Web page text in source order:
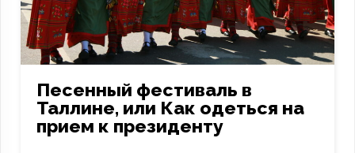
Песенный фестиваль в
Таллине, или Как одеться на
прием к президенту